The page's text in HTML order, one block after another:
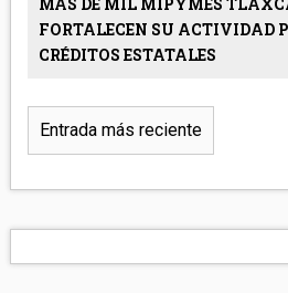
FORTALECEN SU ACTIVIDAD
CRÉDITOS ESTATALES
Entrada más reciente